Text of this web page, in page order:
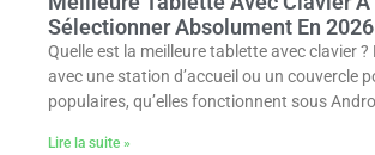
Sélectionner Absolument En 2026
Quelle est la meilleure tablette avec clavier
avec une station d’accueil ou un couvercle
populaires, qu’elles fonctionnent sous
Lire la suite »